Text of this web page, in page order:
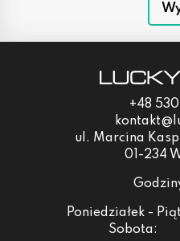
+48
ul. Marcina
01-234
Poniedziałek -
Sobota: